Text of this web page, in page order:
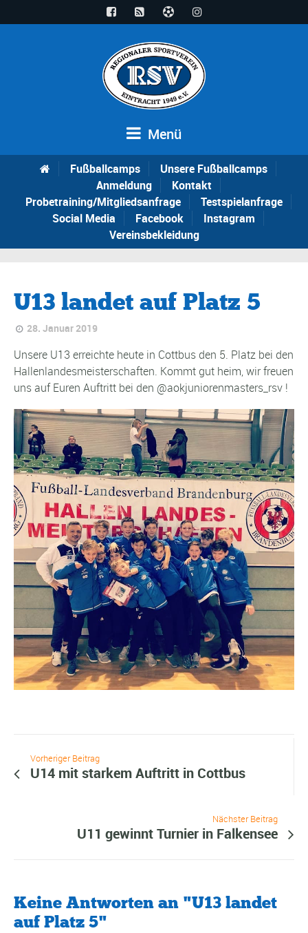
Menü
Fußballcamps
Unsere Fußballcamps
Anmeldung
Kontakt
Probetraining/Mitgliedsanfrage
Testspielanfrage
Social Media
Facebook
Instagram
Vereinsbekleidung
U13 landet auf Platz 5
28. Januar 2019
Unsere U13 erreichte heute in Cottbus den 5. Platz bei den
Hallenlandesmeisterschaften. Kommt gut heim, wir freuen
uns auf Euren Auftritt bei den @aokjuniorenmasters_rsv !
Vorheriger Beitrag
U14 mit starkem Auftritt in Cottbus
Nächster Beitrag
U11 gewinnt Turnier in Falkensee
Keine Antworten an "U13 landet
auf Platz 5"